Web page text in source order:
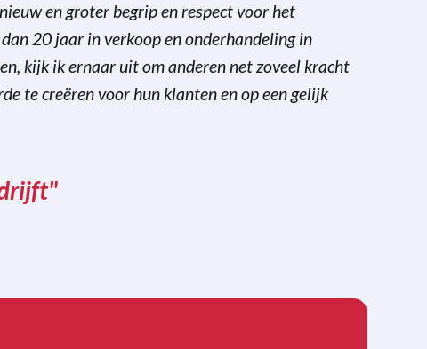
en groter begrip en respect voor het
20 jaar in verkoop en onderhandeling in
kijk ik ernaar uit om anderen net zoveel kracht
te creëren voor hun klanten en op een gelijk